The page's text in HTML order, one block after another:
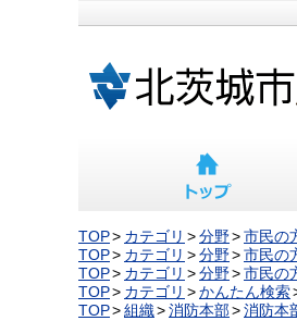
TOP カテゴリ 分野
市民の
TOP
カテゴリ 分野 市民の
TOP
カテゴリ 分野 市民の
TOP
カテゴリ かんたん検索
TOP
組織 消防本部 消防本